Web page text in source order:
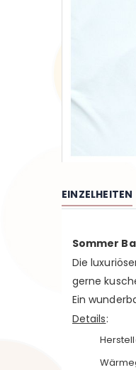
der
Bildgalerie
EINZELHEITEN
Sommer
Die
gerne
Ein
Details: